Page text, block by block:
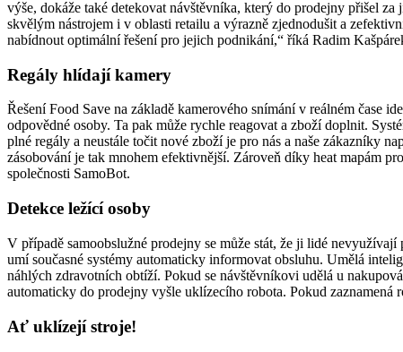
výše, dokáže také detekovat návštěvníka, který do prodejny přišel
skvělým nástrojem i v oblasti retailu a výrazně zjednodušit a
nabídnout optimální řešení pro jejich podnikání,“ říká Radim
Regály hlídají kamery
Řešení Food Save na základě kamerového snímání v reálném čase
odpovědné osoby. Ta pak může rychle reagovat a zboží doplnit.
plné regály a neustále točit nové zboží je pro nás a naše zákazníky
zásobování je tak mnohem efektivnější. Zároveň díky heat mapám
společnosti SamoBot.
Detekce ležící osoby
V případě samoobslužné prodejny se může stát, že ji lidé
umí současné systémy automaticky informovat obsluhu. Umělá
náhlých zdravotních obtíží. Pokud se návštěvníkovi udělá u
automaticky do prodejny vyšle uklízecího robota. Pokud
Ať uklízejí stroje!